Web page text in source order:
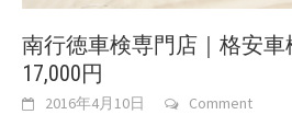
南行徳車検専門店｜格安
17,000円
2016年4月10日 Comment